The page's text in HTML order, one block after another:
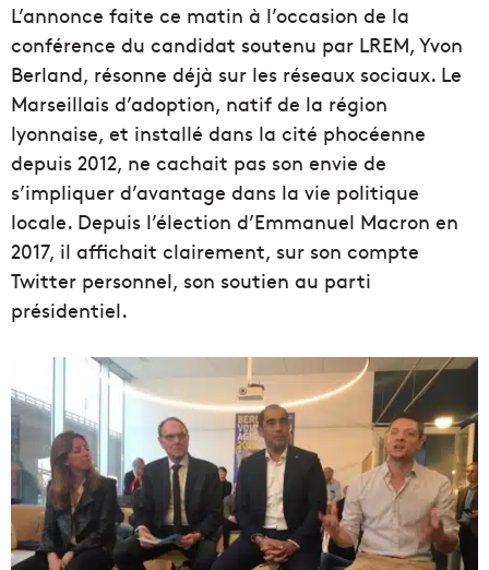
L’annonce faite ce matin à l’occasion de la
conférence du candidat soutenu par LREM, Yvon
Berland, résonne déjà sur les réseaux sociaux. Le
Marseillais d’adoption, natif de la région
lyonnaise, et installé dans la cité phocéenne
depuis 2012, ne cachait pas son envie de
s’impliquer d’avantage dans la vie politique
locale. Depuis l’élection d’Emmanuel Macron en
2017, il affichait clairement, sur son compte
Twitter personnel, son soutien au parti
présidentiel.